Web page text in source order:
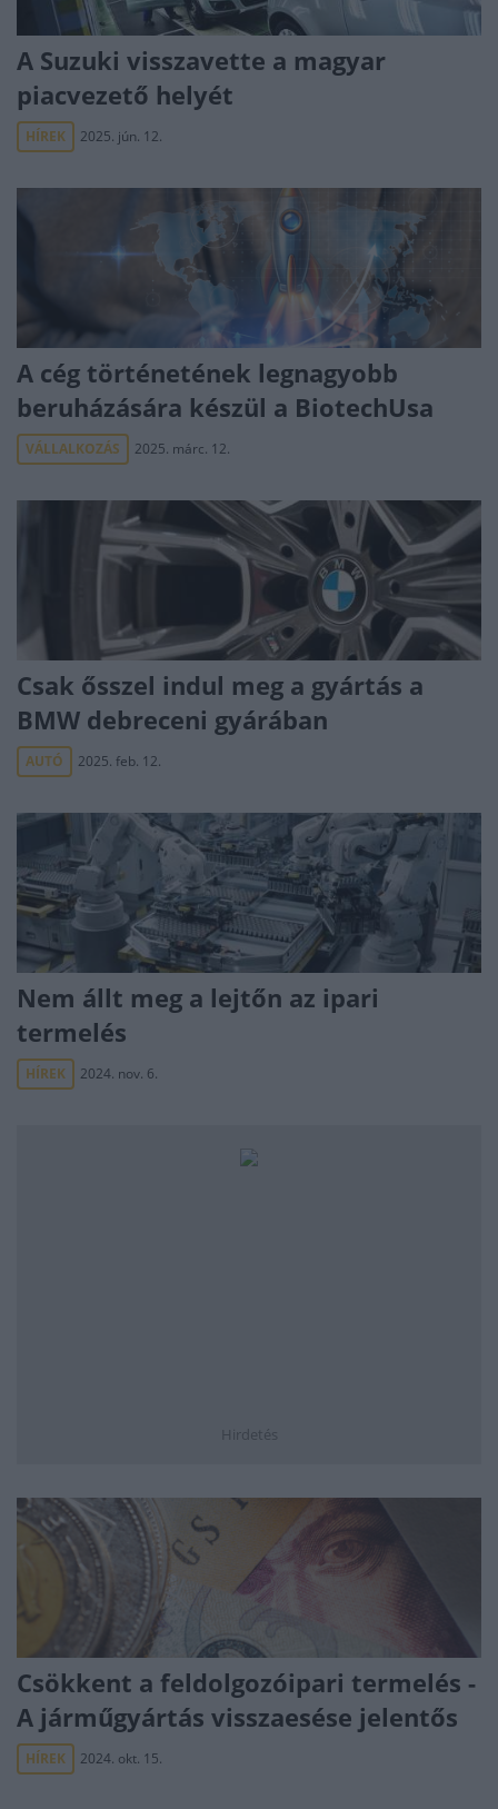
A Suzuki visszavette a magyar
piacvezető helyét
HÍREK 2025. jún. 12.
A cég történetének legnagyobb
beruházására készül a BiotechUsa
VÁLLALKOZÁS 2025. márc. 12.
Csak ősszel indul meg a gyártás a
BMW debreceni gyárában
AUTÓ 2025. feb. 12.
Nem állt meg a lejtőn az ipari
termelés
HÍREK 2024. nov. 6.
Hirdetés
Csökkent a feldolgozóipari termelés -
A járműgyártás visszaesése jelentős
HÍREK 2024. okt. 15.